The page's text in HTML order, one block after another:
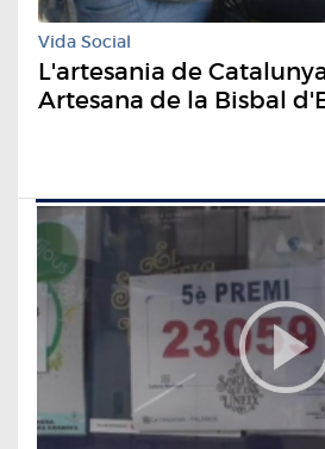
Vida Social
L'artesania de
Artesana de la Bisbal